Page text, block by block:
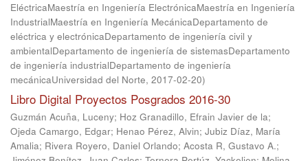
EléctricaMaestría en Ingeniería ElectrónicaMaestría en Ingeniería
IndustrialMaestría en Ingeniería MecánicaDepartamento de
eléctrica y electrónicaDepartamento de ingeniería civil y
ambientalDepartamento de ingeniería de sistemasDepartamento
de ingeniería industrialDepartamento de ingeniería
mecánicaUniversidad del Norte, 2017-02-20)
Libro Digital Proyectos Posgrados 2016-30
Guzmán Acuña, Luceny; Hoz Granadillo, Efrain Javier de la;
Ojeda Camargo, Edgar; Henao Pérez, Alvin; Jubiz Díaz, María
Amalia; Rivera Royero, Daniel Orlando; Acosta R, Gustavo A.;